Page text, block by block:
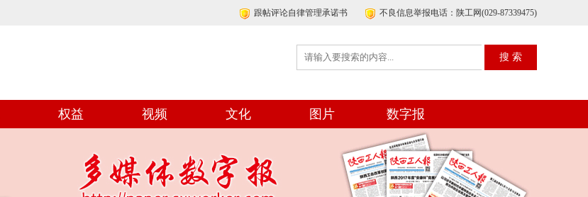
跟帖评论自律管理承诺书 不良信息举报电话：陕工网(029-87339475)
权益 视频 文化 图片 数字报